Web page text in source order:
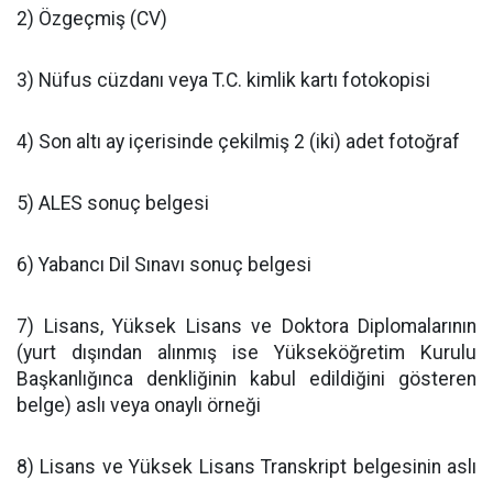
2) Özgeçmiş (CV)
3) Nüfus cüzdanı veya T.C. kimlik kartı fotokopisi
4) Son altı ay içerisinde çekilmiş 2 (iki) adet fotoğraf
5) ALES sonuç belgesi
6) Yabancı Dil Sınavı sonuç belgesi
7) Lisans, Yüksek Lisans ve Doktora Diplomalarının
(yurt dışından alınmış ise Yükseköğretim Kurulu
Başkanlığınca denkliğinin kabul edildiğini gösteren
belge) aslı veya onaylı örneği
8) Lisans ve Yüksek Lisans Transkript belgesinin aslı